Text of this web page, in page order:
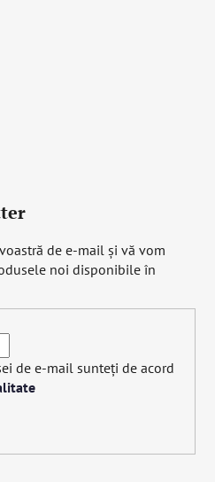
de e-mail şi vă vom
noi disponibile în
de e-mail sunteți de acord